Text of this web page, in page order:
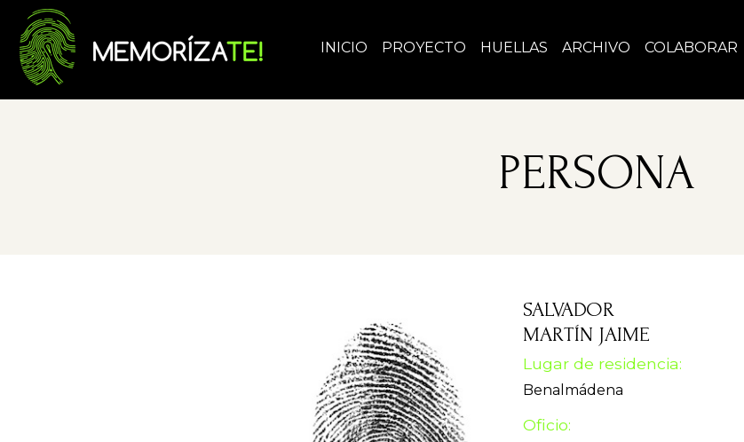
INICIO PROYECTO HUELLAS ARCHIVO COLABORAR
PERSONA
SALVADOR
MARTÍN JAIME
Lugar de residencia:
Benalmádena
Oficio: